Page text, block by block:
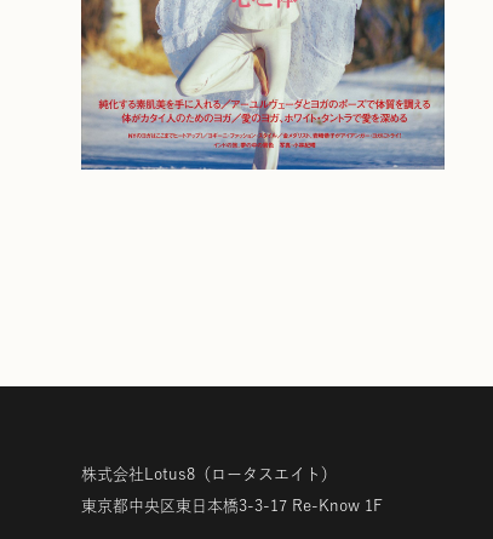
株式会社Lotus8 （ロータスエイト）
東京都中央区東日本橋3-3-17 Re-Know 1F